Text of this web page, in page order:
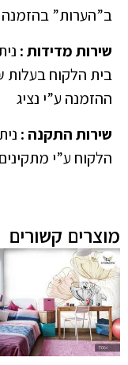
ב”הערות” בהזמנה
שירות מדידות:
ההזמנה ע”י נציג
שירות התקנה :
הלקוח ע”י
מוצרים קשורים